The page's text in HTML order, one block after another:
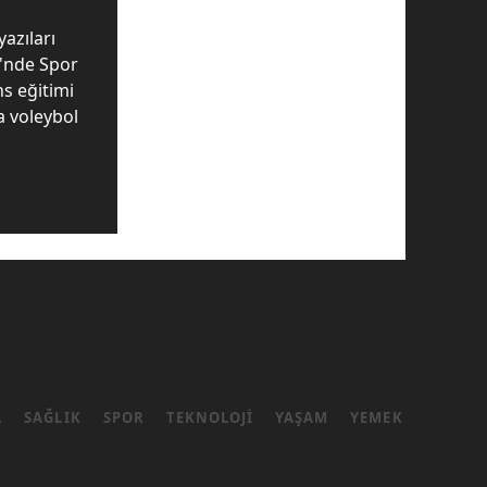
Spor
eğitimi
voleybol
SAĞLIK SPOR TEKNOLOJI YAŞAM YEMEK